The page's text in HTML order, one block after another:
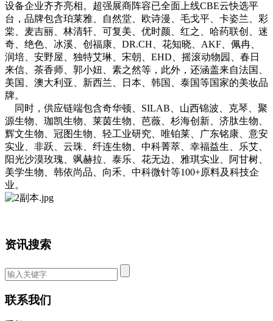
设备企业齐齐亮相。 超强展商阵容已全面上线CBE云快选平
台，品牌包含珀莱雅、自然堂、欧诗漫、毛戈平、卡姿兰、彩
棠、麦吉丽、林清轩、可复美、优时颜、红之、哈药联创、迷
奇、绝色、冰溪、创福康、DR.CH、花知晓、AKF、佩冉、
润培、安野屋、独特艾琳、宋朝、EHD、摇滚动物园、春日
来信、茶香师、郭小妞、素之然等，此外，还涵盖来自法国、
美国、澳大利亚、新西兰、日本、韩国、泰国等国家的美妆品
牌。
同时，供应链端包含奇华顿、SILAB、山西锦波、克琴、聚
源生物、珈凯生物、莱茵生物、芭薇、杉海创新、济肽生物、
辉文生物、冠图生物、轻工业研究、唯铂莱、广东铭康、意安
实业、非跃、云珠、纤连生物、中科菁萃、幸福益生、乐艾、
阳光沙漠玫瑰、飒赫拉、泰乐、花无边、雅琪实业、阿甘树、
美学生物、韩依尚品、向禾、中科微针等100+原料及科技企
业。
资讯搜索
联系我们